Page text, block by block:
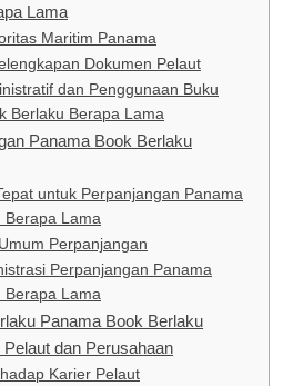
Lama
Maritim Panama
Dokumen Pelaut
dan Penggunaan Buku
Berlaku Berapa Lama
Panama Book Berlaku
untuk Perpanjangan Panama
Berapa Lama
Perpanjangan
Perpanjangan Panama
Berapa Lama
Panama Book Berlaku
dan Perusahaan
Karier Pelaut